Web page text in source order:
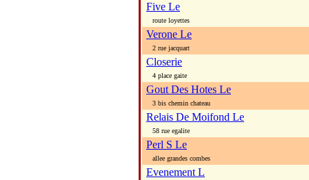
Five Le
route loyettes
Verone Le
2 rue jacquart
Closerie
4 place gaite
Gout Des Hotes Le
3 bis chemin chateau
Relais De Moifond Le
58 rue egalite
Perl S Le
allee grandes combes
Evenement L